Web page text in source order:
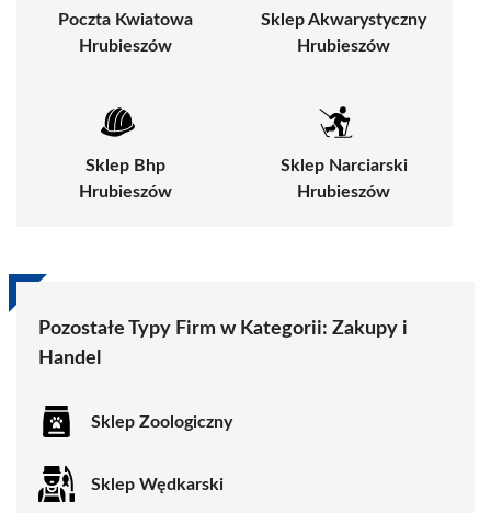
Poczta Kwiatowa
Hrubieszów
Sklep Akwarystyczny
Hrubieszów
Sklep Bhp
Hrubieszów
Sklep Narciarski
Hrubieszów
Pozostałe Typy Firm w Kategorii: Zakupy i
Handel
Sklep Zoologiczny
Sklep Wędkarski